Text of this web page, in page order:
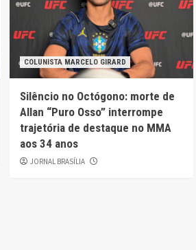
COLUNISTA MARCELO GIRARD
Silêncio no Octógono: morte de
Allan “Puro Osso” interrompe
trajetória de destaque no MMA
aos 34 anos
JORNAL BRASÍLIA